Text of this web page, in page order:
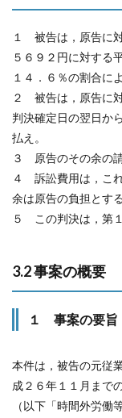
１ 被告は，原告に
５６９２円に対する
１４．６％の割合に
２ 被告は，原告に
判決確定日の翌日か
払え。
３ 原告のその余の請
４ 訴訟費用は，こ
余は原告の負担とする
５ この判決は，第
3.2 事案の概要
１ 事案の要旨
本件は，被告の元従
成２６年１１月まで
（以下「時間外労